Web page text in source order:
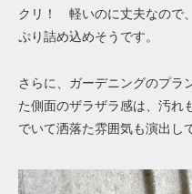
クリ！ 軽いのに丈夫なので
ぷり詰め込めそうです。
さらに、ガーデニングのプラ
た側面のザラザラ感は、汚れ
でいて洒落た雰囲気も演出し